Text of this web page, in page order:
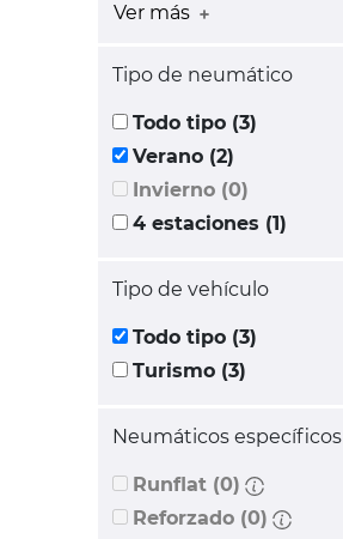
Ver más
Tipo de neumático
Todo tipo (3)
Verano (2)
Invierno (0)
4 estaciones (1)
Tipo de vehículo
Todo tipo (3)
Turismo (3)
Neumáticos específicos
Runflat (0)
Reforzado (0)